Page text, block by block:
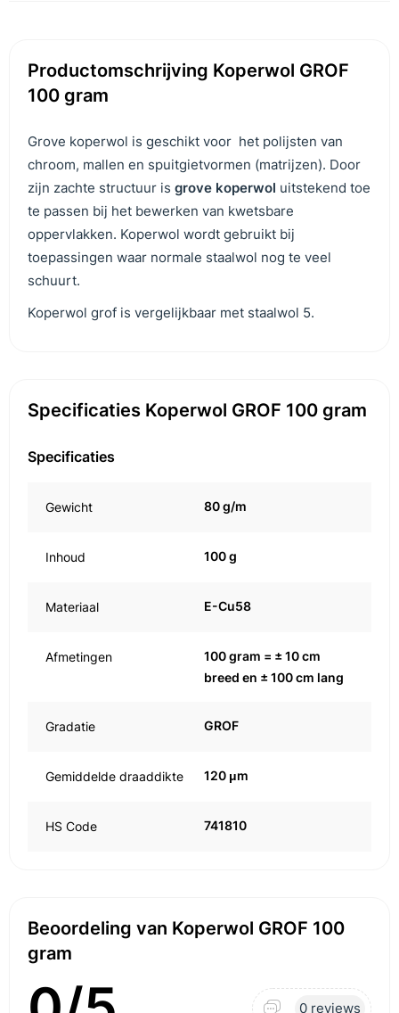
Productomschrijving Koperwol GROF
100 gram
Grove koperwol is geschikt voor het polijsten van
chroom, mallen en spuitgietvormen (matrijzen). Door
zijn zachte structuur is grove koperwol uitstekend toe
te passen bij het bewerken van kwetsbare
oppervlakken. Koperwol wordt gebruikt bij
toepassingen waar normale staalwol nog te veel
schuurt.
Koperwol grof is vergelijkbaar met staalwol 5.
Specificaties Koperwol GROF 100 gram
Specificaties
Gewicht 80 g/m
Inhoud 100 g
Materiaal E-Cu58
Afmetingen
100 gram = ± 10 cm
breed en ± 100 cm lang
Gradatie GROF
Gemiddelde draaddikte 120 μm
HS Code 741810
Beoordeling van Koperwol GROF 100
gram
0 reviews